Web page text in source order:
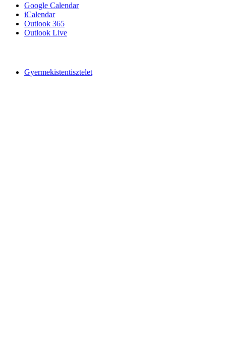
Google Calendar
iCalendar
Outlook 365
Outlook Live
Gyermekistentisztelet